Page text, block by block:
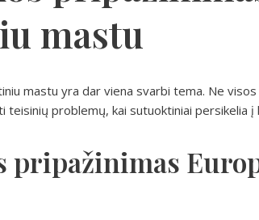
mastu
mastu yra dar viena svarbi tema. Ne
teisinių problemų, kai sutuoktiniai persikelia į
pripažinimas